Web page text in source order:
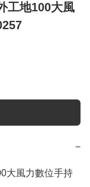
工地100大風
−
大風力數位手持